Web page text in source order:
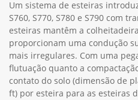
Um sistema de esteiras
S760, S770, S780 e S790 com
esteiras mantêm a
proporcionam uma condução
mais irregulares. Com uma
flutuação quanto a
contato do solo (dimensão de
ft) por esteira para as esteiras